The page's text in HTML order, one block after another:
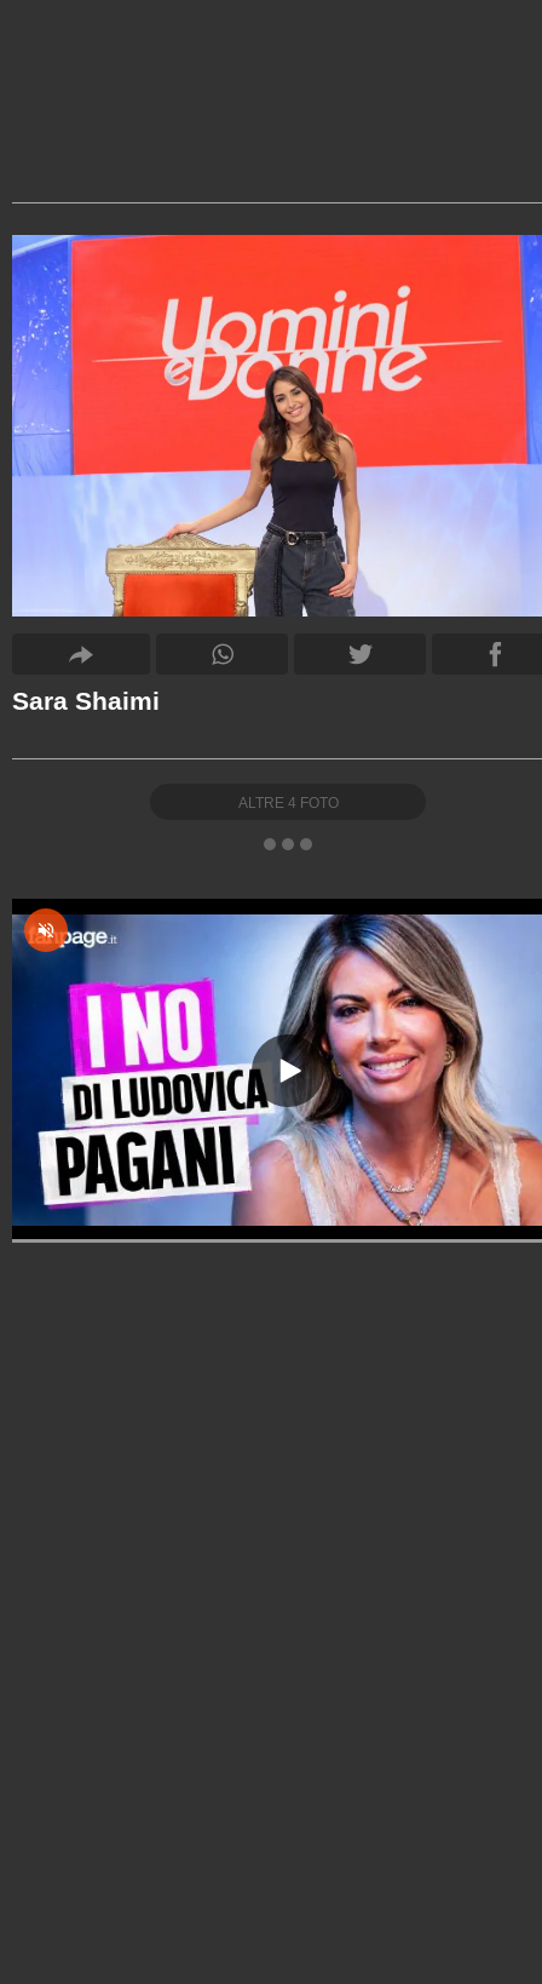
Sara Shaimi
ALTRE 4 FOTO